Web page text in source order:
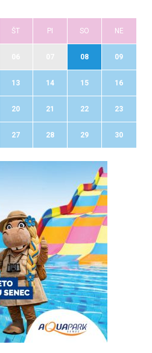
ŠT PI SO NE
08 09
13 14 15 16
20 21 22 23
27 28 29 30